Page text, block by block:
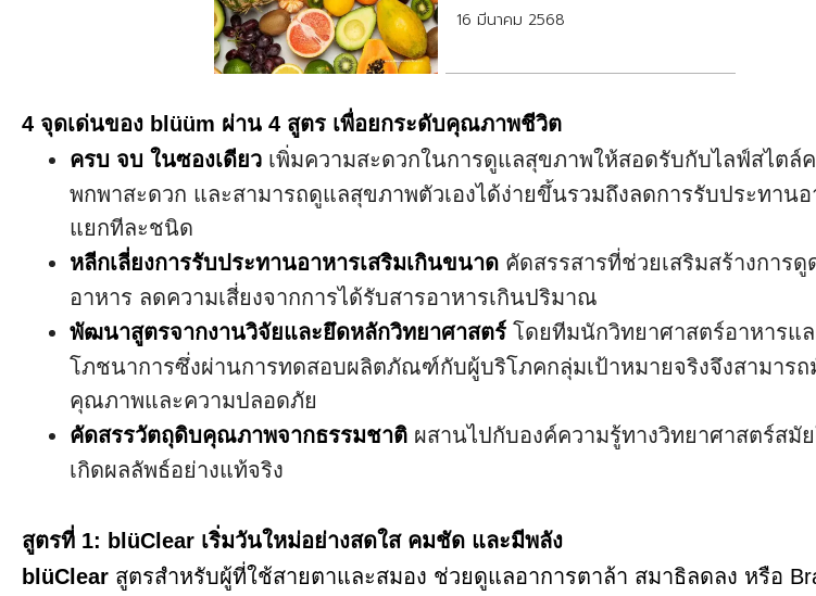
16 มีนาคม 2568
4 จุดเด่นของ blüüm ผ่าน 4 สูตร เพื่อยกระดับคุณภาพชีวิต
ครบ จบ ในซองเดียว เพิ่มความสะดวกในการดูแลสุขภาพให้สอดรับกับไลฟ์สไตล์
พกพาสะดวก และสามารถดูแลสุขภาพตัวเองได้ง่ายขึ้นรวมถึงลดการรับประทานอ
แยกทีละชนิด
หลีกเลี่ยงการรับประทานอาหารเสริมเกินขนาด คัดสรรสารที่ช่วยเสริมสร้างการ
อาหาร ลดความเสี่ยงจากการได้รับสารอาหารเกินปริมาณ
พัฒนาสูตรจากงานวิจัยและยึดหลักวิทยาศาสตร์ โดยทีมนักวิทยาศาสตร์อาหารแล
โภชนาการซึ่งผ่านการทดสอบผลิตภัณฑ์กับผู้บริโภคกลุ่มเป้าหมายจริงจึงสามารถ
คุณภาพและความปลอดภัย
คัดสรรวัตถุดิบคุณภาพจากธรรมชาติ ผสานไปกับองค์ความรู้ทางวิทยาศาสตร์สมั
เกิดผลลัพธ์อย่างแท้จริง
สูตรที่ 1: blüClear เริ่มวันใหม่อย่างสดใส คมชัด และมีพลัง
blüClear สูตรสำหรับผู้ที่ใช้สายตาและสมอง ช่วยดูแลอาการตาล้า สมาธิลดลง หรือ